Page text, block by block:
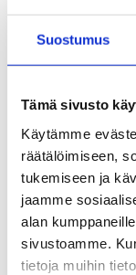
Suostumus
Tämä sivusto
Käytämme
räätälöimiseen,
tukemiseen ja
jaamme
alan
sivustoamme.
tietoja muihin
0,80€